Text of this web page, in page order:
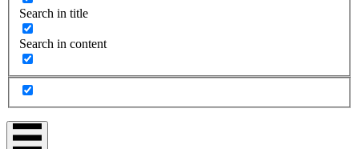
Search in title
Search in content